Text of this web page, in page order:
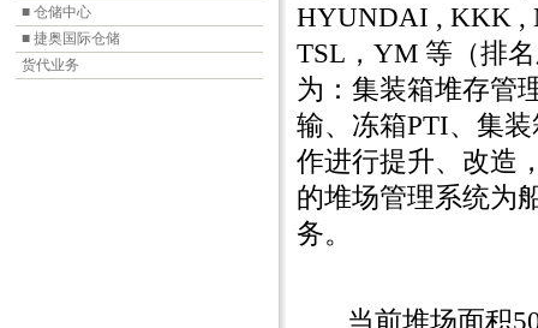
■ 仓储中心
■ 捷奥国际仓储
货代业务
HYUNDAI , KKK ,
TSL，YM 等（排
为：集装箱堆存管
输、冻箱PTI、集
作进行提升、改造
的堆场管理系统为
务。
当前堆场面积50